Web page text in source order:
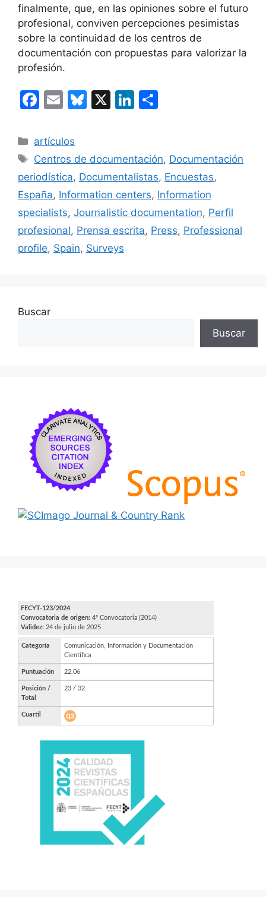
finalmente, que, en las opiniones sobre el futuro
profesional, conviven percepciones pesimistas
sobre la continuidad de los centros de
documentación con propuestas para valorizar la
profesión.
F
c
e
b
o
o
k
E
ai
l
Bl
s
k
y
X
Li
e
dI
n
p
ar
tir
Categorías
artículos
Etiquetas
Centros de documentación, Documentación
periodística, Documentalistas, Encuestas,
España, Information centers, Information
specialists, Journalistic documentation, Perfil
profesional, Prensa escrita, Press, Professional
profile, Spain, Surveys
Buscar
Buscar